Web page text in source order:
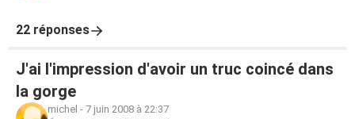
22 réponses
J'ai l'impression d'avoir un truc coincé dans
la gorge
michel - 7 juin 2008 à 22:37